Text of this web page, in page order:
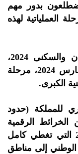
بدور مهم
العملياتية لهذه
وتعتبر خرائطية الإحصاء العام للسكان والسكنى 2024،
التي جرى إنجازها بين أبريل 2023 ومارس 2024، مرحلة
الكبرى.
للمملكة (حدود
الخرائط الرقمية
للإحصاء العام للسكان والسكنى 2014 التي تغطي كامل
الوطني إلى مناطق